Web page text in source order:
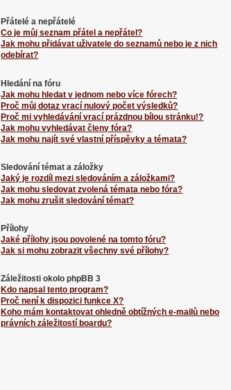
Přátelé a nepřátelé
Co je můj seznam přátel a nepřátel?
Jak mohu přidávat uživatele do seznamů nebo je z nich
odebírat?
Hledání na fóru
Jak mohu hledat v jednom nebo více fórech?
Proč můj dotaz vrací nulový počet výsledků?
Proč mi vyhledávání vrací prázdnou bílou stránku!?
Jak mohu vyhledávat členy fóra?
Jak mohu najít své vlastní příspěvky a témata?
Sledování témat a záložky
Jaký je rozdíl mezi sledováním a záložkami?
Jak mohu sledovat zvolená témata nebo fóra?
Jak mohu zrušit sledování témat?
Přílohy
Jaké přílohy jsou povolené na tomto fóru?
Jak si mohu zobrazit všechny své přílohy?
Záležitosti okolo phpBB 3
Kdo napsal tento program?
Proč není k dispozici funkce X?
Koho mám kontaktovat ohledně obtížných e-mailů nebo
právních záležitostí boardu?